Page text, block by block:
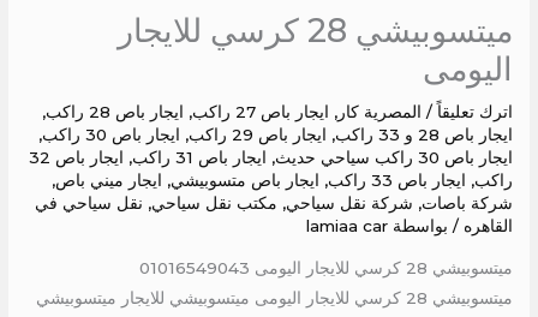
ميتسوبيشي 28 كرسي للايجار
اليومى
اترك تعليقاً / المصرية كار, ايجار باص 27 راكب , ايجار باص 28 راكب
,
ايجار باص 28 و 33 راكب
, ايجار باص 29 راكب , ايجار باص 30 راكب
,
ايجار باص 30 راكب سياحي حديث
, ايجار باص 31 راكب ,
ايجار باص 32
راكب, ايجار باص 33 راكب , ايجار باص متسوبيشي, ايجار ميني باص,
شركة باصات, شركة نقل سياحي, مكتب نقل سياحي, نقل سياحي في
القاهره / بواسطة lamiaa car
ميتسوبيشي 28 كرسي للايجار اليومى 01016549043
ميتسوبيشي 28 كرسي للايجار اليومى ميتسوبيشي للايجار ميتسوبيشي